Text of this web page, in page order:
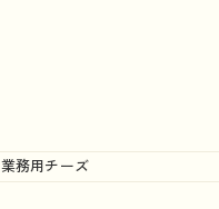
業務用チーズ